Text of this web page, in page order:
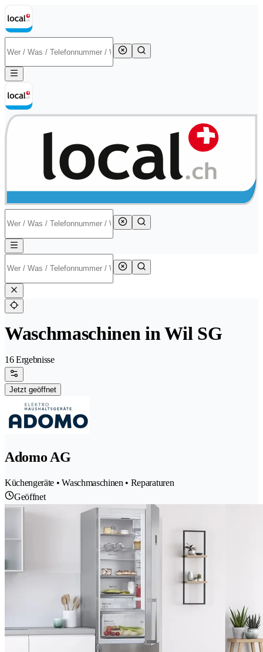
Waschmaschinen in Wil SG
16 Ergebnisse
Jetzt geöffnet
Adomo AG
Küchengeräte • Waschmaschinen • Reparaturen
Geöffnet